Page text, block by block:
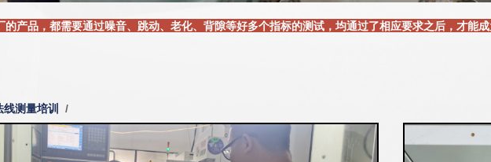
的产品，都需要通过噪音、跳动、老化、背隙等好多个指标的测试，均通过了相应要求之后，才能成
线测量培训 /